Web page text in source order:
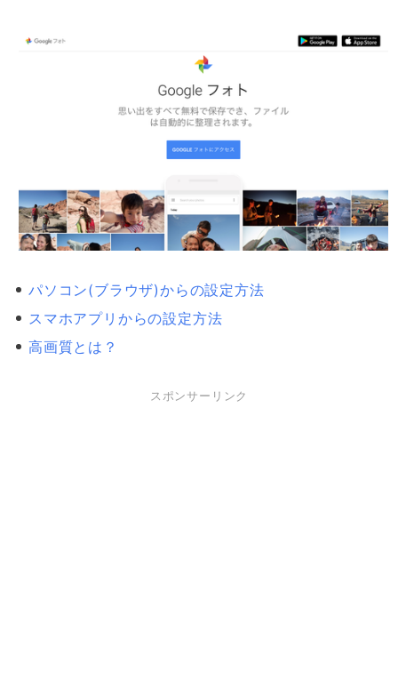
パソコン(ブラウザ)からの設定方法
スマホアプリからの設定方法
高画質とは？
スポンサーリンク